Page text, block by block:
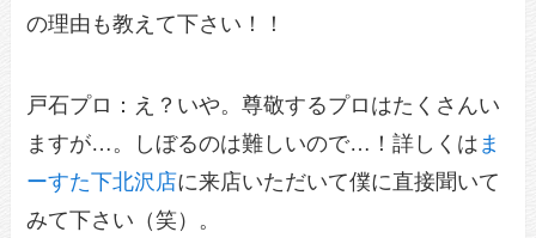
の理由も教えて下さい！！
戸石プロ：え？いや。尊敬するプロはたくさんい
ますが…。しぼるのは難しいので…！詳しくは ま
ーすた下北沢店に来店いただいて僕に直接聞いて
みて下さい（笑）。